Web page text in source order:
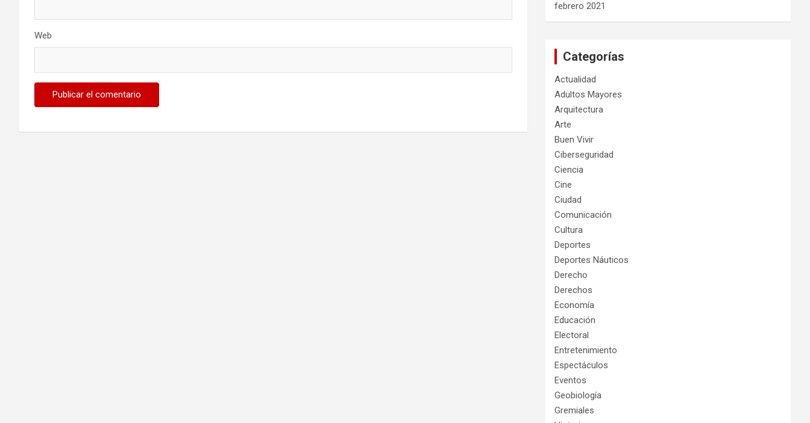
Web
febrero 2021
Categorías
Actualidad
Adultos Mayores
Arquitectura
Arte
Buen Vivir
Ciberseguridad
Ciencia
Cine
Ciudad
Comunicación
Cultura
Deportes
Deportes Náuticos
Derecho
Derechos
Economía
Educación
Electoral
Entretenimiento
Espectáculos
Eventos
Geobiología
Gremiales